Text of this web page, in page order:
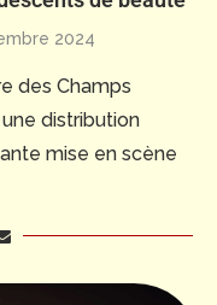
2024
des Champs
distribution
mise en scène